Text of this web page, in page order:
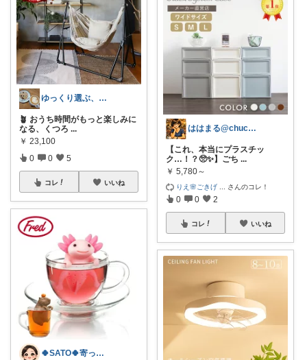
ゆっくり選ぶ、省エネ生活ROOM🌙
🪴 おうち時間がもっと楽しみに
なる、くつろ ...
￥ 23,100
0 0 5
コレ いいね
🍀SATO🍀寄って、見てらっしゃい！
ははまる@chucha🐾
【これ、本当にプラスチッ
ク…！？🥺✨】ごち ...
￥ 5,780～
りえ🌸ごきげ さんのコレ！
0 0 2
コレ いいね